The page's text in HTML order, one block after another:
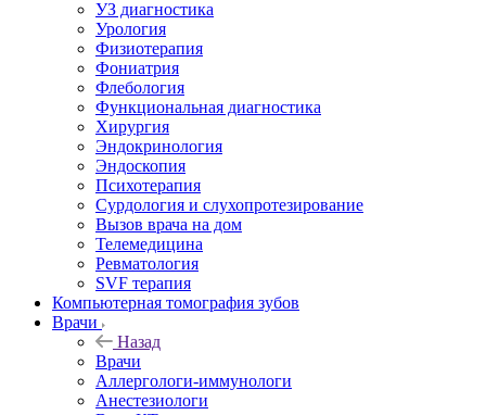
УЗ диагностика
Урология
Физиотерапия
Фониатрия
Флебология
Функциональная диагностика
Хирургия
Эндокринология
Эндоскопия
Психотерапия
Сурдология и слухопротезирование
Вызов врача на дом
Телемедицина
Ревматология
SVF терапия
Компьютерная томография зубов
Врачи
Назад
Врачи
Аллергологи-иммунологи
Анестезиологи